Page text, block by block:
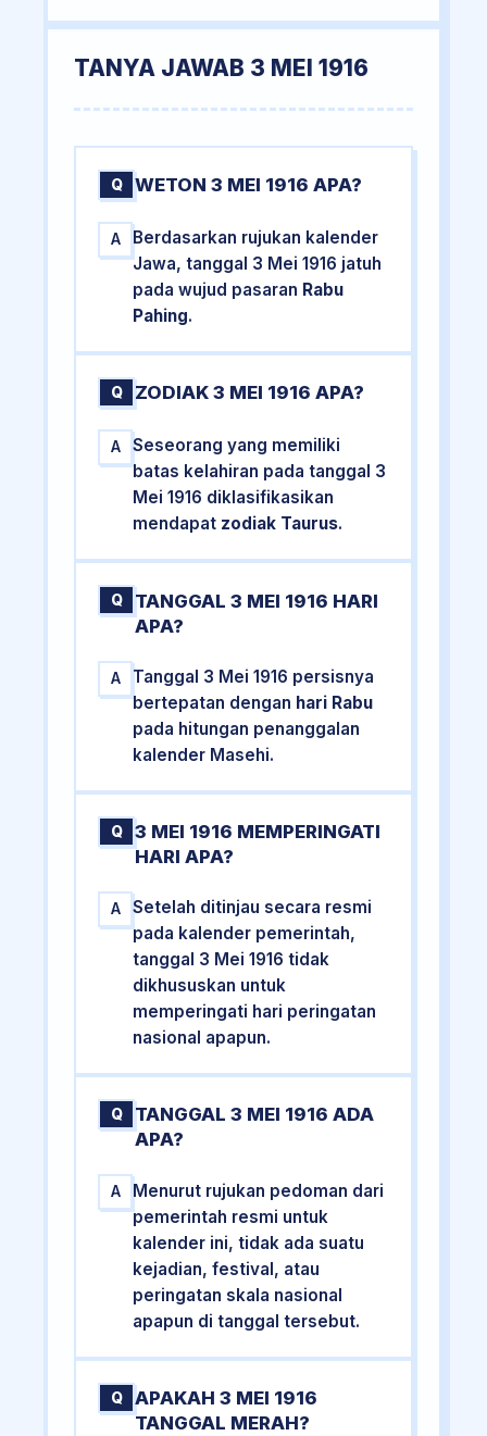
TANYA JAWAB 3 MEI 1916
Q WETON 3 MEI 1916 APA?
A
Berdasarkan rujukan kalender
Jawa, tanggal 3 Mei 1916 jatuh
pada wujud pasaran Rabu
Pahing.
Q ZODIAK 3 MEI 1916 APA?
A
Seseorang yang memiliki
batas kelahiran pada tanggal 3
Mei 1916 diklasifikasikan
mendapat zodiak Taurus.
Q
TANGGAL 3 MEI 1916 HARI
APA?
A
Tanggal 3 Mei 1916 persisnya
bertepatan dengan hari Rabu
pada hitungan penanggalan
kalender Masehi.
Q
3 MEI 1916 MEMPERINGATI
HARI APA?
A
Setelah ditinjau secara resmi
pada kalender pemerintah,
tanggal 3 Mei 1916 tidak
dikhususkan untuk
memperingati hari peringatan
nasional apapun.
Q
TANGGAL 3 MEI 1916 ADA
APA?
A
Menurut rujukan pedoman dari
pemerintah resmi untuk
kalender ini, tidak ada suatu
kejadian, festival, atau
peringatan skala nasional
apapun di tanggal tersebut.
Q
APAKAH 3 MEI 1916
TANGGAL MERAH?